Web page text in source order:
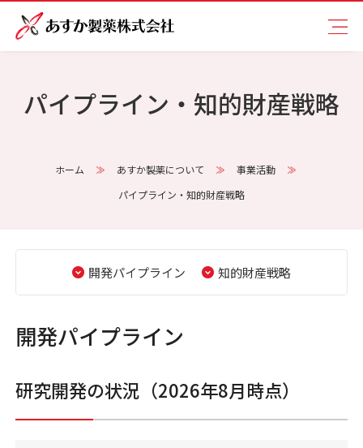
パイプライン・知的財産戦略
ホーム あすか製薬について
事業活動
パイプライン・知的財産戦略
開発パイプライン 知的財産戦略
開発パイプライン
研究開発の状況（2026年8月時点）